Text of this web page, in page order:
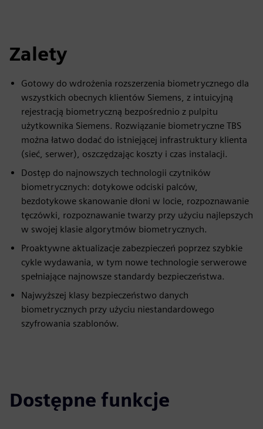
Zalety
Gotowy do wdrożenia rozszerzenia biometrycznego dla
wszystkich obecnych klientów Siemens, z intuicyjną
rejestracją biometryczną bezpośrednio z pulpitu
użytkownika Siemens. Rozwiązanie biometryczne TBS
można łatwo dodać do istniejącej infrastruktury klienta
(sieć, serwer), oszczędzając koszty i czas instalacji.
Dostęp do najnowszych technologii czytników
biometrycznych: dotykowe odciski palców,
bezdotykowe skanowanie dłoni w locie, rozpoznawanie
tęczówki, rozpoznawanie twarzy przy użyciu najlepszych
w swojej klasie algorytmów biometrycznych.
Proaktywne aktualizacje zabezpieczeń poprzez szybkie
cykle wydawania, w tym nowe technologie serwerowe
spełniające najnowsze standardy bezpieczeństwa.
Najwyższej klasy bezpieczeństwo danych
biometrycznych przy użyciu niestandardowego
szyfrowania szablonów.
Dostępne funkcje